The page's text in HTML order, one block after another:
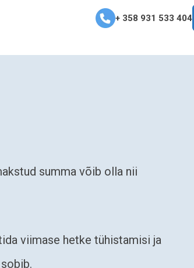
+ 358 931 533 404
summa võib olla nii
viimase hetke tühistamisi ja